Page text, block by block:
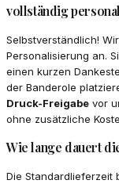
vollständig
Selbstverständlich!
Personalisierung an.
einen kurzen
der Banderole
Druck-Freigabe vor
ohne zusätzliche
Wie lange dauert
Die Standardlieferzeit